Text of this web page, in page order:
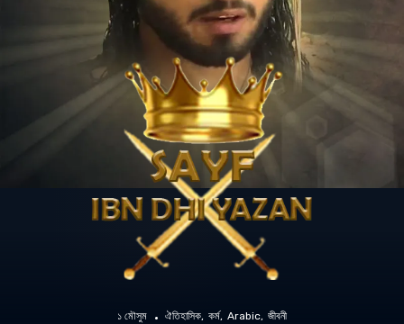
১ মৌসুম ঐতিহাসিক কর্ম Arabic জীবনী